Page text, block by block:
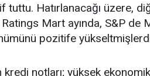
tuttu. Hatırlanacağı üzere,
Mart ayında, S&P de
pozitife
kredi notları; yüksek